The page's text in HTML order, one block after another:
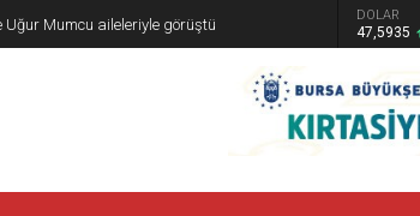
Uğur Mumcu aileleriyle görüştü DOLAR
47,5935